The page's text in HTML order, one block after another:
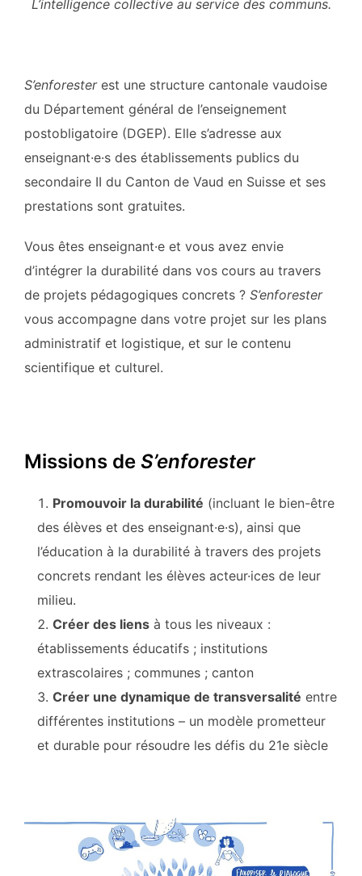
L’intelligence collective au service des communs.
S’enforesterest une structure cantonale vaudoise
du Département général de l’enseignement
postobligatoire (DGEP). Elle s’adresse aux
enseignant·e·s des établissements publics du
secondaire II du Canton de Vaud en Suisse et ses
prestations sont gratuites.
Vous êtes enseignant·e et vous avez envie
d’intégrer la durabilité dans vos cours au travers
de projets pédagogiques concrets ? S’enforester
vous accompagne dans votre projet sur les plans
administratif et logistique, et sur le contenu
scientifique et culturel.
Missions de S’enforester
Promouvoir la durabilité (incluant le bien-être
des élèves et des enseignant·e·s), ainsi que
l’éducation à la durabilité à travers des projets
concrets rendant les élèves acteur·ices de leur
milieu.
Créer des liens à tous les niveaux :
établissements éducatifs ; institutions
extrascolaires ; communes ; canton
Créer une dynamique de transversalité entre
différentes institutions – un modèle prometteur
et durable pour résoudre les défis du 21e siècle